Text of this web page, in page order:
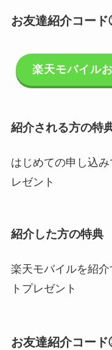
お友達紹介コー
楽天モバイル
紹介される方の特
はじめての申し込
レゼント
紹介した方の特典
楽天モバイルを紹
トプレゼント
お友達紹介コー